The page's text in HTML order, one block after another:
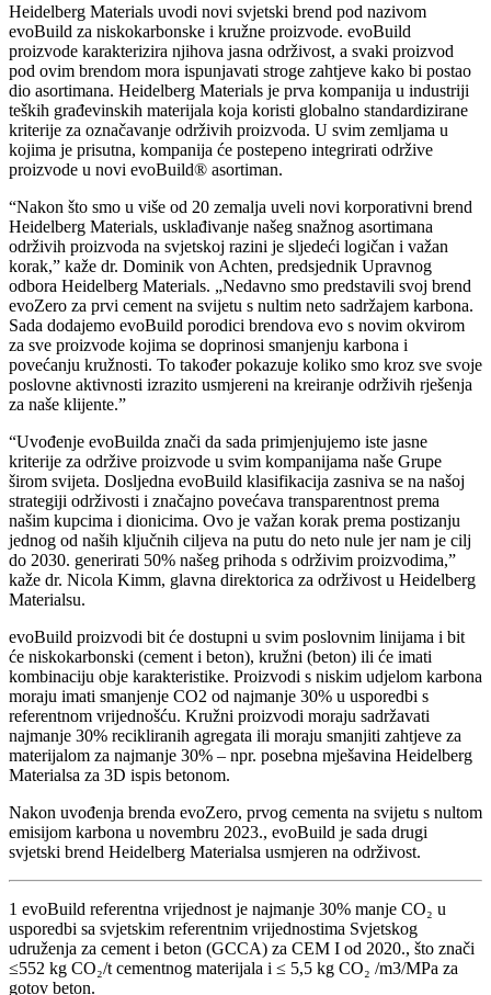
Heidelberg Materials uvodi novi svjetski brend pod nazivom
evoBuild za niskokarbonske i kružne proizvode. evoBuild
proizvode karakterizira njihova jasna održivost, a svaki proizvod
pod ovim brendom mora ispunjavati stroge zahtjeve kako bi postao
dio asortimana. Heidelberg Materials je prva kompanija u industriji
teških građevinskih materijala koja koristi globalno standardizirane
kriterije za označavanje održivih proizvoda. U svim zemljama u
kojima je prisutna, kompanija će postepeno integrirati održive
proizvode u novi evoBuild® asortiman.
“Nakon što smo u više od 20 zemalja uveli novi korporativni brend
Heidelberg Materials, usklađivanje našeg snažnog asortimana
održivih proizvoda na svjetskoj razini je sljedeći logičan i važan
korak,” kaže dr. Dominik von Achten, predsjednik Upravnog
odbora Heidelberg Materials. „Nedavno smo predstavili svoj brend
evoZero za prvi cement na svijetu s nultim neto sadržajem karbona.
Sada dodajemo evoBuild porodici brendova evo s novim okvirom
za sve proizvode kojima se doprinosi smanjenju karbona i
povećanju kružnosti. To također pokazuje koliko smo kroz sve svoje
poslovne aktivnosti izrazito usmjereni na kreiranje održivih rješenja
za naše klijente.”
“Uvođenje evoBuilda znači da sada primjenjujemo iste jasne
kriterije za održive proizvode u svim kompanijama naše Grupe
širom svijeta. Dosljedna evoBuild klasifikacija zasniva se na našoj
strategiji održivosti i značajno povećava transparentnost prema
našim kupcima i dionicima. Ovo je važan korak prema postizanju
jednog od naših ključnih ciljeva na putu do neto nule jer nam je cilj
do 2030. generirati 50% našeg prihoda s održivim proizvodima,”
kaže dr. Nicola Kimm, glavna direktorica za održivost u Heidelberg
Materialsu.
evoBuild proizvodi bit će dostupni u svim poslovnim linijama i bit
će niskokarbonski (cement i beton), kružni (beton) ili će imati
kombinaciju obje karakteristike. Proizvodi s niskim udjelom karbona
moraju imati smanjenje CO2 od najmanje 30% u usporedbi s
referentnom vrijednošću. Kružni proizvodi moraju sadržavati
najmanje 30% recikliranih agregata ili moraju smanjiti zahtjeve za
materijalom za najmanje 30% – npr. posebna mješavina Heidelberg
Materialsa za 3D ispis betonom.
Nakon uvođenja brenda evoZero, prvog cementa na svijetu s nultom
emisijom karbona u novembru 2023., evoBuild je sada drugi
svjetski brend Heidelberg Materialsa usmjeren na održivost.
1 evoBuild referentna vrijednost je najmanje 30% manje CO₂ u
usporedbi sa svjetskim referentnim vrijednostima Svjetskog
udruženja za cement i beton (GCCA) za CEM I od 2020., što znači
≤552 kg CO₂/t cementnog materijala i ≤ 5,5 kg CO₂ /m3/MPa za
gotov beton.